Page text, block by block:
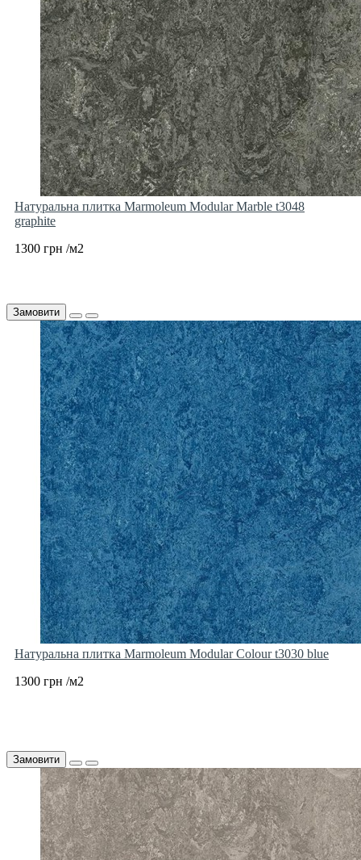
Натуральна плитка Marmoleum Modular Marble t3048
graphite
1300 грн /м2
Замовити
Натуральна плитка Marmoleum Modular Colour t3030 blue
1300 грн /м2
Замовити